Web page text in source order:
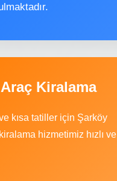
Kiralama
kısa tatiller için Şarköy
hizmetimiz hızlı ve